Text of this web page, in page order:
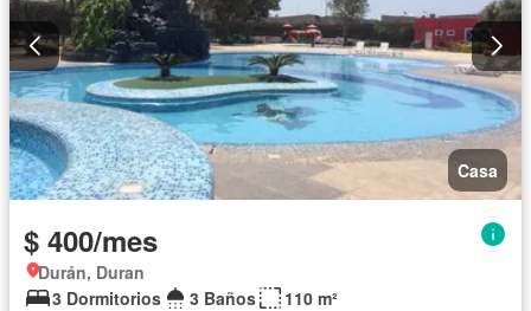
Casa
$ 400/mes
Durán, Duran
3 Dormitorios
3 Baños
110 m²